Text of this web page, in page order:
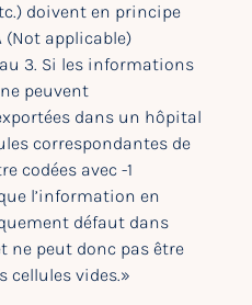
doivent en principe
(Not applicable)
3. Si les informations
peuvent
dans un hôpital
correspondantes de
codées avec -1
l’information en
défaut dans
ne peut donc pas être
cellules vides.»